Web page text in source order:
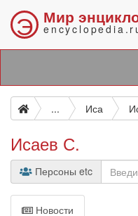
Э Мир
... Иса
Исаев С.
Персоны etc
Новости